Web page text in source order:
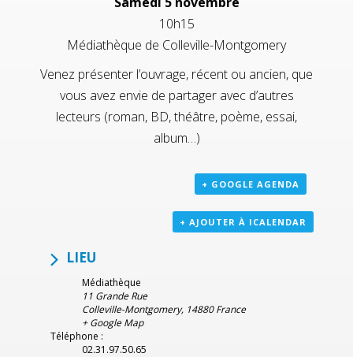
10h15
Médiathèque de Colleville-Montgomery
Venez présenter l’ouvrage, récent ou ancien, que
vous avez envie de partager avec d’autres
lecteurs (roman, BD, théâtre, poème, essai,
album…)
+ GOOGLE AGENDA
+ AJOUTER À ICALENDAR
LIEU
Médiathèque
11 Grande Rue
Colleville-Montgomery, 14880 France
+ Google Map
Téléphone :
02.31.97.50.65